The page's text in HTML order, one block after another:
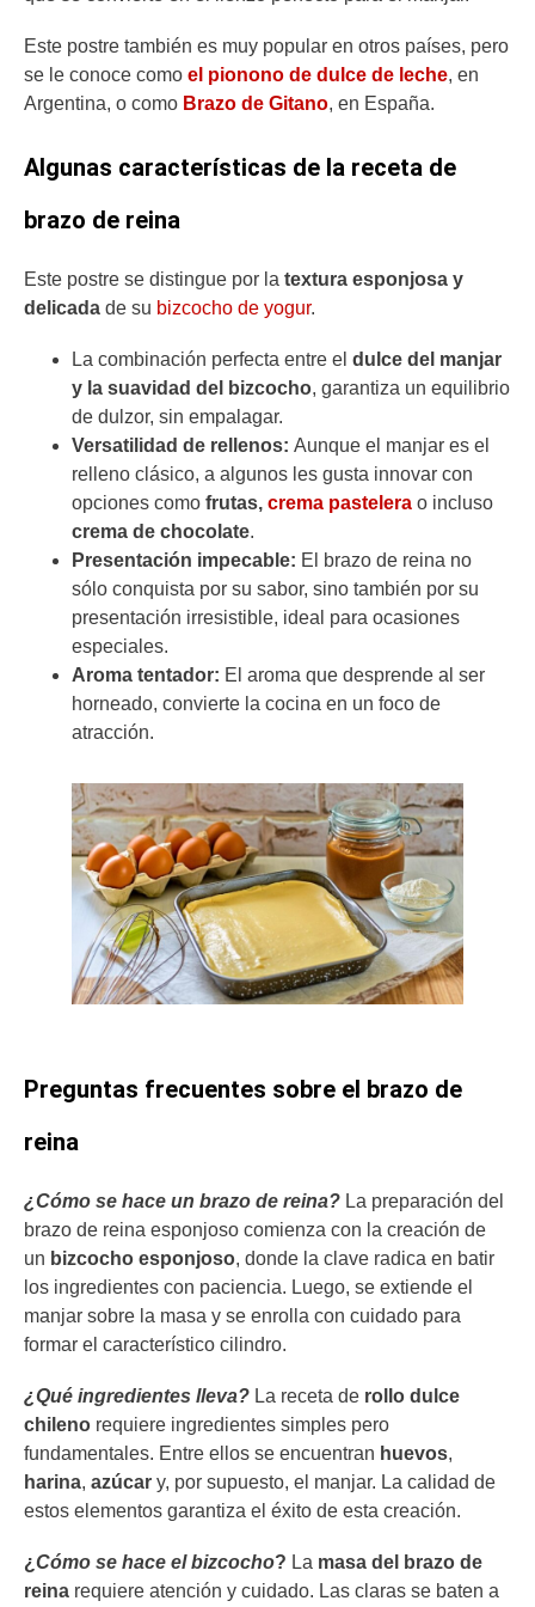
Este postre también es muy popular en otros países, pero
se le conoce como el pionono de dulce de leche, en
Argentina, o como Brazo de Gitano, en España.
Algunas características de la receta de
brazo de reina
Este postre se distingue por la textura esponjosa y
delicada de su bizcocho de yogur.
La combinación perfecta entre el dulce del manjar
y la suavidad del bizcocho, garantiza un equilibrio
de dulzor, sin empalagar.
Versatilidad de rellenos: Aunque el manjar es el
relleno clásico, a algunos les gusta innovar con
opciones como frutas, crema pastelera o incluso
crema de chocolate.
Presentación impecable: El brazo de reina no
sólo conquista por su sabor, sino también por su
presentación irresistible, ideal para ocasiones
especiales.
Aroma tentador: El aroma que desprende al ser
horneado, convierte la cocina en un foco de
atracción.
Preguntas frecuentes sobre el brazo de
reina
¿Cómo se hace un brazo de reina? La preparación del
brazo de reina esponjoso comienza con la creación de
un bizcocho esponjoso, donde la clave radica en batir
los ingredientes con paciencia. Luego, se extiende el
manjar sobre la masa y se enrolla con cuidado para
formar el característico cilindro.
¿Qué ingredientes lleva? La receta de rollo dulce
chileno requiere ingredientes simples pero
fundamentales. Entre ellos se encuentran huevos,
harina, azúcar y, por supuesto, el manjar. La calidad de
estos elementos garantiza el éxito de esta creación.
¿Cómo se hace el bizcocho? La masa del brazo de
reina requiere atención y cuidado. Las claras se baten a